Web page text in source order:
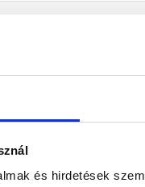
és hirdetések